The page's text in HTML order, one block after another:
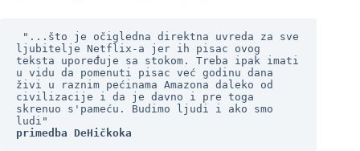
ljubitelje Netflix-a jer ih pisac ovog
teksta upoređuje sa stokom. Treba ipak imati
u vidu da pomenuti pisac već godinu dana
živi u raznim pećinama Amazona daleko od
civilizacije i da je davno i pre toga
skrenuo s'pameću. Budimo ljudi i ako smo
ludi"
primedba DeHičkoka